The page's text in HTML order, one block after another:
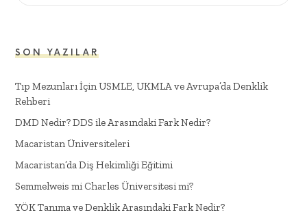
SON YAZILAR
Tıp Mezunları İçin USMLE, UKMLA ve Avrupa’da Denklik
Rehberi
DMD Nedir? DDS ile Arasındaki Fark Nedir?
Macaristan Üniversiteleri
Macaristan’da Diş Hekimliği Eğitimi
Semmelweis mi Charles Üniversitesi mi?
YÖK Tanıma ve Denklik Arasındaki Fark Nedir?